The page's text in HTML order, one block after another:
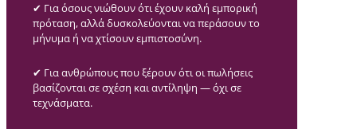
✔ Για όσους νιώθουν ότι έχουν καλή εμπορική
πρόταση, αλλά δυσκολεύονται να περάσουν το
μήνυμα ή να χτίσουν εμπιστοσύνη.
✔ Για ανθρώπους που ξέρουν ότι οι πωλήσεις
βασίζονται σε σχέση και αντίληψη — όχι σε
τεχνάσματα.